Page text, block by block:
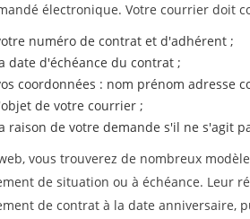
électronique. Votre courrier doit
numéro de contrat et d'adhérent ;
date d'échéance du contrat ;
coordonnées : nom prénom adresse
de votre courrier ;
raison de votre demande s'il ne s'agit
vous trouverez de nombreux
de situation ou à échéance. Leur
de contrat à la date anniversaire,